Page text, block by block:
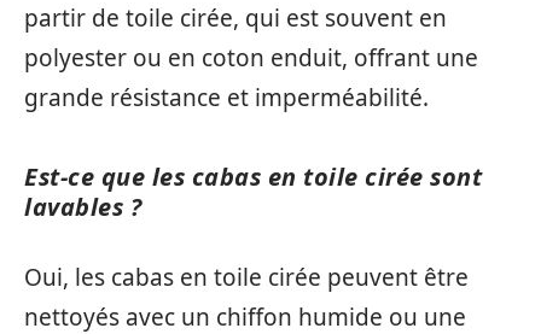
partir de toile cirée, qui est souvent en
polyester ou en coton enduit, offrant une
grande résistance et imperméabilité.
Est-ce que les cabas en toile cirée sont
lavables ?
Oui, les cabas en toile cirée peuvent être
nettoyés avec un chiffon humide ou une